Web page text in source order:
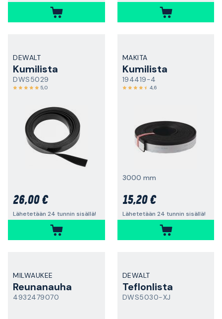
DEWALT
Kumilista
DWS5029
5,0
26,00 €
Lähetetään 24 tunnin sisällä!
MAKITA
Kumilista
194419-4
4,6
3000 mm
15,20 €
Lähetetään 24 tunnin sisällä!
MILWAUKEE
Reunanauha
4932479070
DEWALT
Teflonlista
DWS5030-XJ